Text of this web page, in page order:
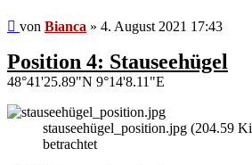
Beitrag
von Bianca » 4. August 2021 17:43
Position 4: Stauseehügel
48°41'25.89"N 9°14'8.11"E
stauseehügel_position.jpg (204.59
betrachtet